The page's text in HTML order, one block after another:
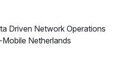
Driven Network Operations
Netherlands